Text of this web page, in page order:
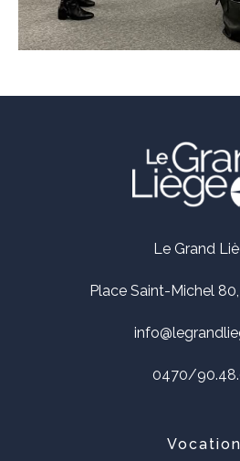
Le Grand
Place Saint-Michel
0470/
Vocation